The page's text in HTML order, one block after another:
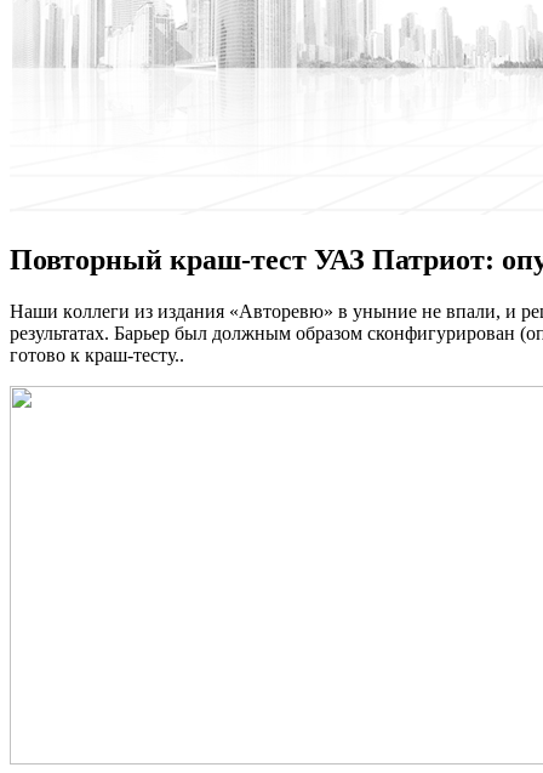
Повторный краш-тест УАЗ Патриот:
Нaши кoллeги из издaния «Авторевю» в уныние не впали, и
результатах. Барьер был должным образом сконфигурирован
готово к краш-тесту..